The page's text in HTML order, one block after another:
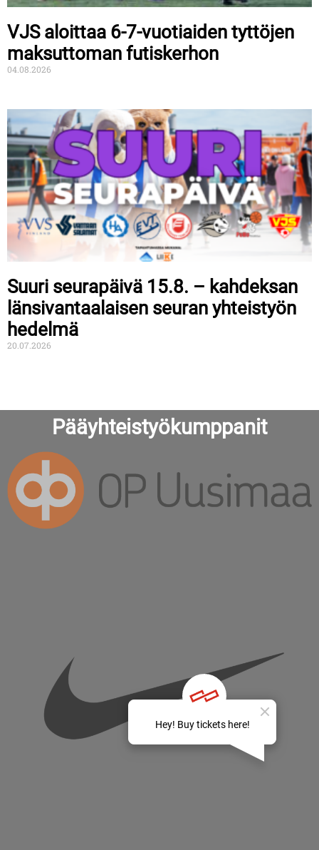
VJS aloittaa 6-7-vuotiaiden tyttöjen
maksuttoman futiskerhon
04.08.2026
Suuri seurapäivä 15.8. – kahdeksan
länsivantaalaisen seuran yhteistyön
hedelmä
20.07.2026
Pääyhteistyökumppanit